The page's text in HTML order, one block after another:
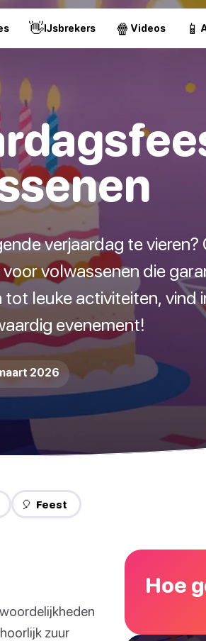
👋IJsbrekers 🍿 Videos 📱
verjaardag te
volwassenen die
leuke activiteiten, vind
evenement!
2026
🎈 Feest
zuur
Hoe